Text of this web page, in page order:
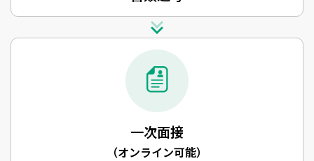
一次面接
（オンライン可能）